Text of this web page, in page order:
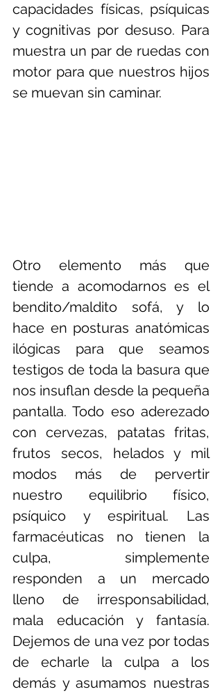
capacidades físicas, psíquicas
y cognitivas por desuso. Para
muestra un par de ruedas con
motor para que nuestros hijos
se muevan sin caminar.
Otro elemento más que
tiende a acomodarnos es el
bendito/maldito sofá, y lo
hace en posturas anatómicas
ilógicas para que seamos
testigos de toda la basura que
nos insuflan desde la pequeña
pantalla. Todo eso aderezado
con cervezas, patatas fritas,
frutos secos, helados y mil
modos más de pervertir
nuestro equilibrio físico,
psíquico y espiritual. Las
farmacéuticas no tienen la
culpa, simplemente
responden a un mercado
lleno de irresponsabilidad,
mala educación y fantasía.
Dejemos de una vez por todas
de echarle la culpa a los
demás y asumamos nuestras